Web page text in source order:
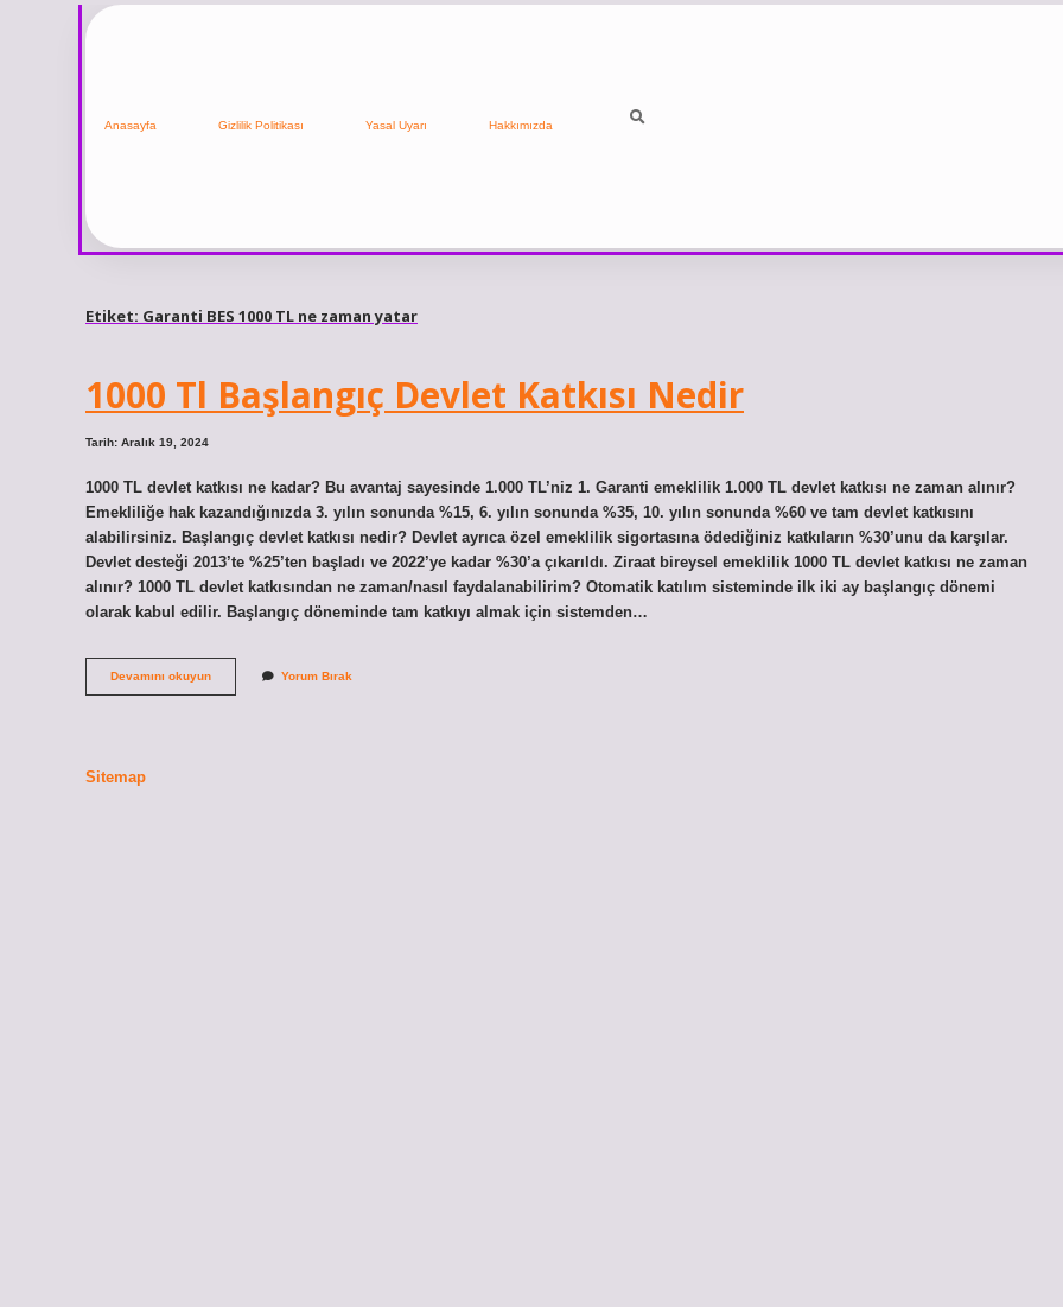
Anasayfa Gizlilik Politikası Yasal Uyarı Hakkımızda
Etiket: Garanti BES 1000 TL ne zaman yatar
1000 Tl Başlangıç Devlet Katkısı Nedir
Tarih: Aralık 19, 2024
1000 TL devlet katkısı ne kadar? Bu avantaj sayesinde 1.000 TL’niz 1. Garanti emeklilik 1.000 TL devlet katkısı ne zaman alınır?
Emekliliğe hak kazandığınızda 3. yılın sonunda %15, 6. yılın sonunda %35, 10. yılın sonunda %60 ve tam devlet katkısını
alabilirsiniz. Başlangıç devlet katkısı nedir? Devlet ayrıca özel emeklilik sigortasına ödediğiniz katkıların %30’unu da karşılar.
Devlet desteği 2013’te %25’ten başladı ve 2022’ye kadar %30’a çıkarıldı. Ziraat bireysel emeklilik 1000 TL devlet katkısı ne zaman
alınır? 1000 TL devlet katkısından ne zaman/nasıl faydalanabilirim? Otomatik katılım sisteminde ilk iki ay başlangıç ​​dönemi
olarak kabul edilir. Başlangıç ​​döneminde tam katkıyı almak için sistemden…
Devamını okuyun1000
Tl
Yorum Bırak
Sitemap